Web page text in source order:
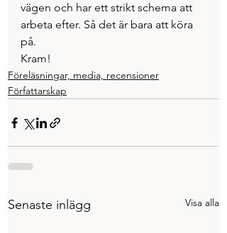
vägen och har ett strikt schema att
arbeta efter. Så det är bara att köra
på.
Kram!
Föreläsningar, media, recensioner
Författarskap
Senaste inlägg Visa alla